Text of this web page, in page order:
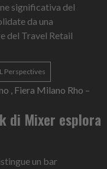
significativa del
da una
del Travel Retail
Perspectives
, Fiera Milano Rho –
di Mixer esplora
un bar